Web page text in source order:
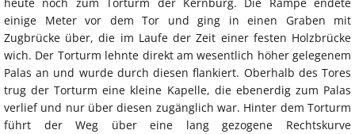
einige Meter vor dem Tor und ging in einen Graben mit
Zugbrücke über, die im Laufe der Zeit einer festen Holzbrücke
wich. Der Torturm lehnte direkt am wesentlich höher gelegenem
Palas an und wurde durch diesen flankiert. Oberhalb des Tores
trug der Torturm eine kleine Kapelle, die ebenerdig zum Palas
verlief und nur über diesen zugänglich war. Hinter dem Torturm
führt der Weg über eine lang gezogene Rechtskurve